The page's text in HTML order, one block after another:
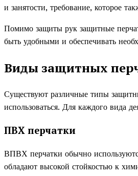
и занятости, требование, которое
Помимо защиты рук защитные
быть удобными и обеспечивать
Виды защитных
Существуют различные типы
использоваться. Для каждого вида
ПВХ перчатки
ВПВХ перчатки обычно
обладают высокой стойкостью к